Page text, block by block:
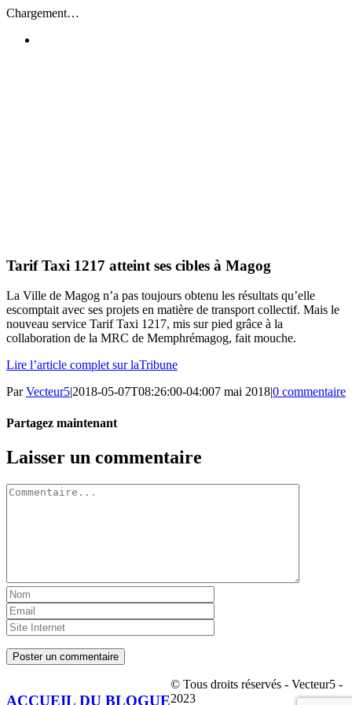
Passer
contenu
Chargement…
Tarif Taxi 1217 atteint ses cibles à Magog
La Ville de Magog n’a pas toujours obtenu les résultats qu’elle
escomptait avec ses projets en matière de transport collectif. Mais le
nouveau service Tarif Taxi 1217, mis sur pied grâce à la
collaboration de la MRC de Memphrémagog, fait mouche.
Lire l’article complet sur laTribune
ParVecteur5|2018-05-07T08:26:00-04:007 mai 2018|0 commentaire
Partagez maintenant
Facebook
Twitter
LinkedIn
Tumblr
Pinterest
Email
Laisser un commentaire
Commentaire
ACCUEIL DU BLOGUE
© Tous droits réservés - Vecteur5 -
2023